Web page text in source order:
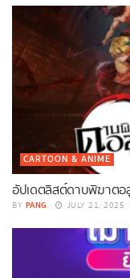
CARTOON & ANIME
อัปเดตลิสต์ดาบพิฆาตอ
BY PANG JULY 21, 2025